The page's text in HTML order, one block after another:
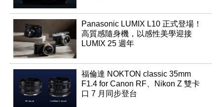
Panasonic LUMIX L10 正式登場！
高質感隨身機，以感性美學迎接
LUMIX 25 週年
福倫達 NOKTON classic 35mm
F1.4 for Canon RF、Nikon Z 雙卡
口 7 月同步登台